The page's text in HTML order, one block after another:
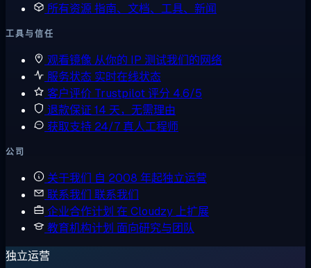
所有资源指南、文档、工具、新闻
工具与信任
观看镜像 从你的 IP 测试我们的网络
服务状态 实时在线状态
客户评价 Trustpilot 评分 4.6/5
退款保证 14 天，无需理由
获取支持 24/7 真人工程师
公司
关于我们 自 2008 年起独立运营
联系我们 联系我们
企业合作计划 在 Cloudzy 上扩展
教育机构计划 面向研究与团队
独立运营